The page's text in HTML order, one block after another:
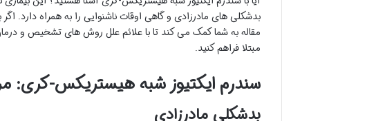
بدشکلی های مادرزادی و گاهی اوقات ناشنوایی را به همراه دارد.
مقاله به شما کمک می کند تا با علائم علل روش های تشخیص و
مبتلا فراهم کنید.
سندرم ایکتیوز شبه هیستریکس-کری:
بدشکلی مادرزادی